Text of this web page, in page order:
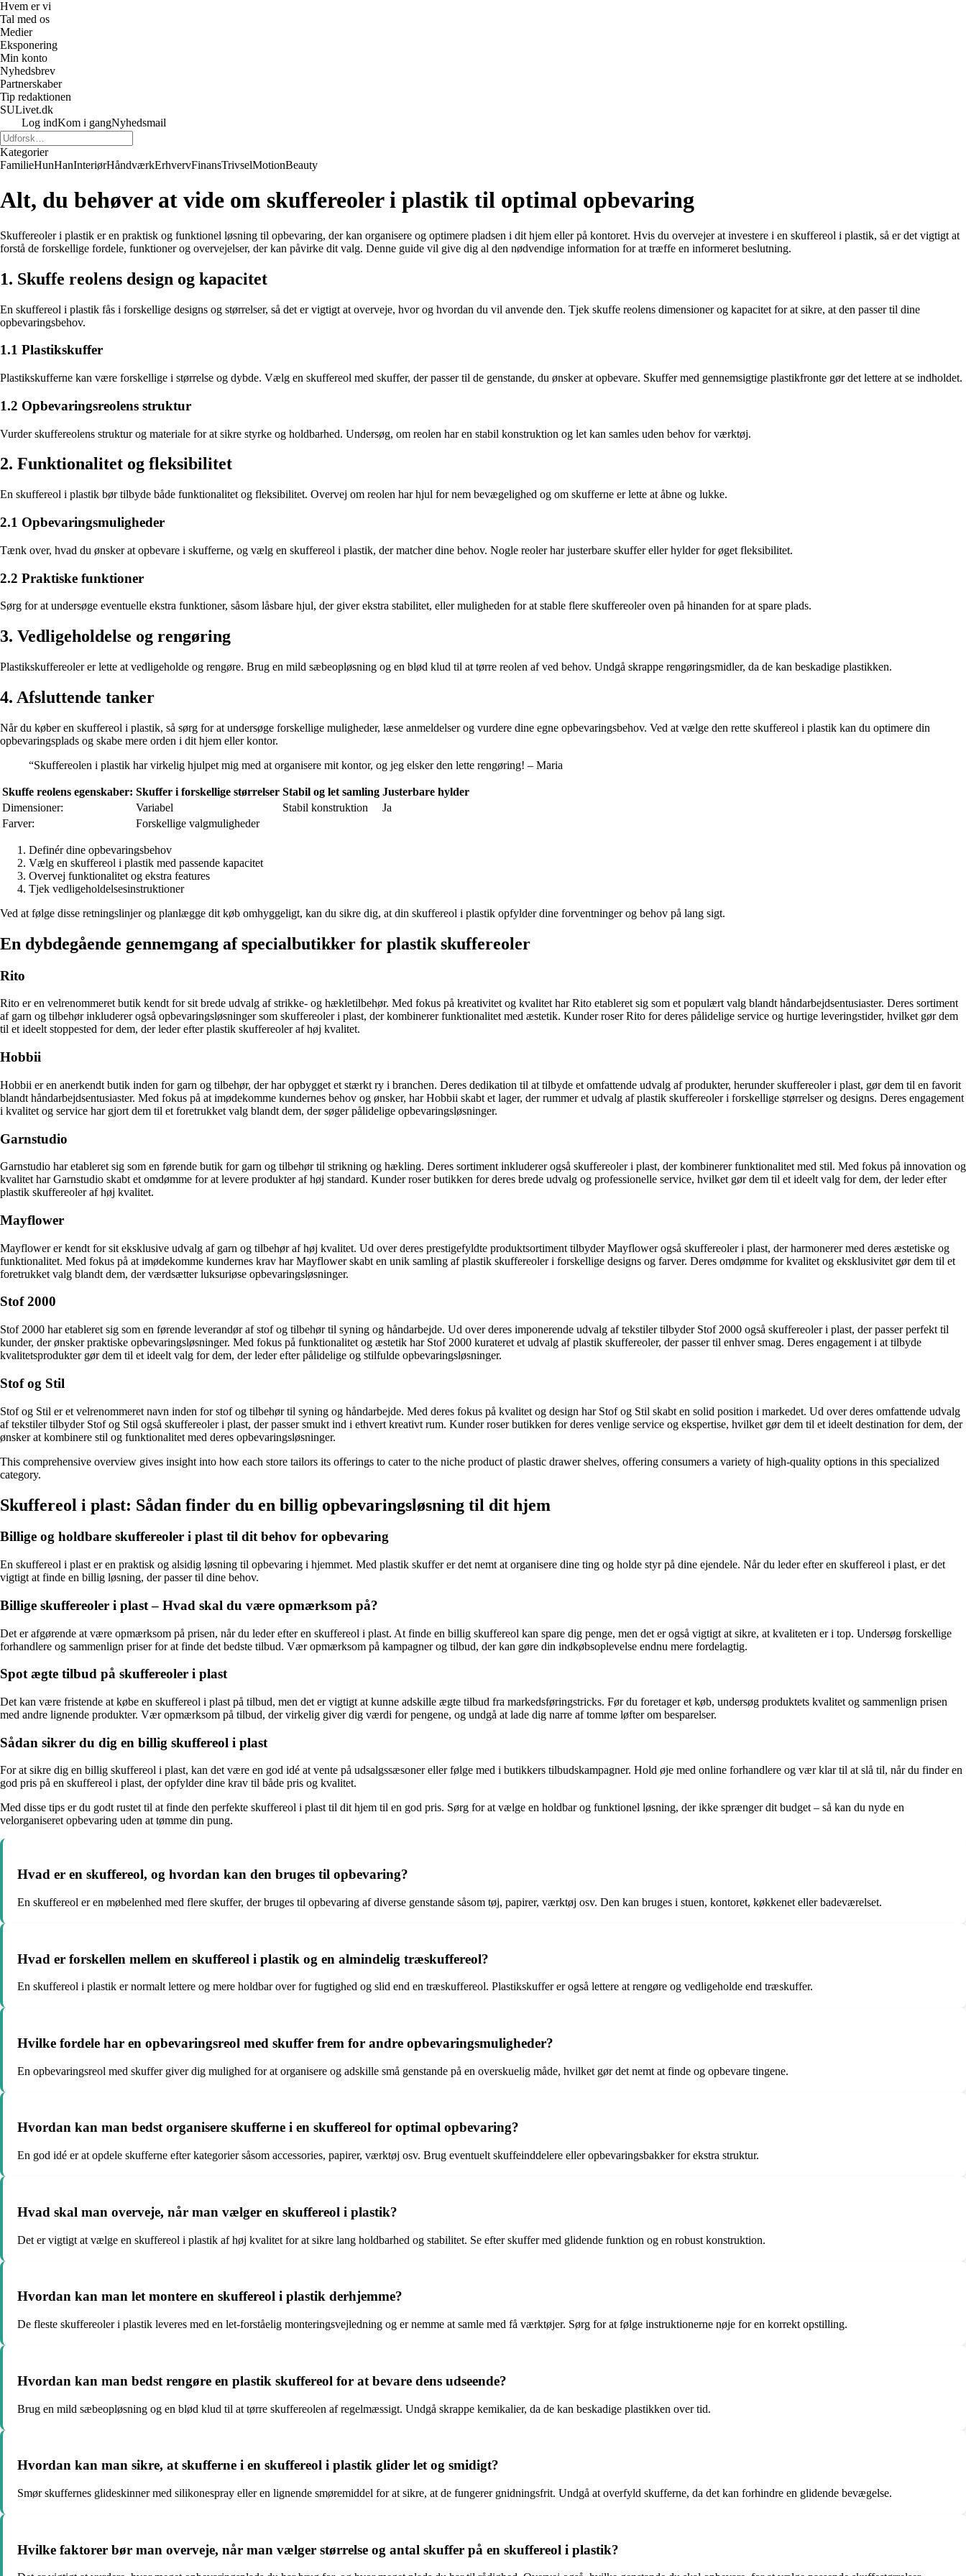
Hvem er vi
Tal med os
Medier
Eksponering
Min konto
Nyhedsbrev
Partnerskaber
Tip redaktionen
SULivet.dk
Log indKom i gangNyhedsmail
Kategorier
FamilieHunHanInteriørHåndværkErhvervFinansTrivselMotionBeauty
Alt, du behøver at vide om skuffereoler i plastik til optimal opbevaring
Skuffereoler i plastik er en praktisk og funktionel løsning til opbevaring, der kan organisere og optimere pladsen i dit hjem eller på kontoret. Hvis du overvejer at investere i en skuffereol i plastik, så er det vigtigt at
forstå de forskellige fordele, funktioner og overvejelser, der kan påvirke dit valg. Denne guide vil give dig al den nødvendige information for at træffe en informeret beslutning.
1. Skuffe reolens design og kapacitet
En skuffereol i plastik fås i forskellige designs og størrelser, så det er vigtigt at overveje, hvor og hvordan du vil anvende den. Tjek skuffe reolens dimensioner og kapacitet for at sikre, at den passer til dine
opbevaringsbehov.
1.1 Plastikskuffer
Plastikskufferne kan være forskellige i størrelse og dybde. Vælg en skuffereol med skuffer, der passer til de genstande, du ønsker at opbevare. Skuffer med gennemsigtige plastikfronte gør det lettere at se indholdet.
1.2 Opbevaringsreolens struktur
Vurder skuffereolens struktur og materiale for at sikre styrke og holdbarhed. Undersøg, om reolen har en stabil konstruktion og let kan samles uden behov for værktøj.
2. Funktionalitet og fleksibilitet
En skuffereol i plastik bør tilbyde både funktionalitet og fleksibilitet. Overvej om reolen har hjul for nem bevægelighed og om skufferne er lette at åbne og lukke.
2.1 Opbevaringsmuligheder
Tænk over, hvad du ønsker at opbevare i skufferne, og vælg en skuffereol i plastik, der matcher dine behov. Nogle reoler har justerbare skuffer eller hylder for øget fleksibilitet.
2.2 Praktiske funktioner
Sørg for at undersøge eventuelle ekstra funktioner, såsom låsbare hjul, der giver ekstra stabilitet, eller muligheden for at stable flere skuffereoler oven på hinanden for at spare plads.
3. Vedligeholdelse og rengøring
Plastikskuffereoler er lette at vedligeholde og rengøre. Brug en mild sæbeopløsning og en blød klud til at tørre reolen af ved behov. Undgå skrappe rengøringsmidler, da de kan beskadige plastikken.
4. Afsluttende tanker
Når du køber en skuffereol i plastik, så sørg for at undersøge forskellige muligheder, læse anmeldelser og vurdere dine egne opbevaringsbehov. Ved at vælge den rette skuffereol i plastik kan du optimere din
opbevaringsplads og skabe mere orden i dit hjem eller kontor.
“Skuffereolen i plastik har virkelig hjulpet mig med at organisere mit kontor, og jeg elsker den lette rengøring! – Maria
Skuffe reolens egenskaber: Skuffer i forskellige størrelser Stabil og let samling Justerbare hylder
Dimensioner:
Variabel Stabil konstruktion
Ja
Farver:
Forskellige valgmuligheder
Definér dine opbevaringsbehov
Vælg en skuffereol i plastik med passende kapacitet
Overvej funktionalitet og ekstra features
Tjek vedligeholdelsesinstruktioner
Ved at følge disse retningslinjer og planlægge dit køb omhyggeligt, kan du sikre dig, at din skuffereol i plastik opfylder dine forventninger og behov på lang sigt.
En dybdegående gennemgang af specialbutikker for plastik skuffereoler
Rito
Rito er en velrenommeret butik kendt for sit brede udvalg af strikke- og hækletilbehør. Med fokus på kreativitet og kvalitet har Rito etableret sig som et populært valg blandt håndarbejdsentusiaster. Deres sortiment
af garn og tilbehør inkluderer også opbevaringsløsninger som skuffereoler i plast, der kombinerer funktionalitet med æstetik. Kunder roser Rito for deres pålidelige service og hurtige leveringstider, hvilket gør dem
til et ideelt stoppested for dem, der leder efter plastik skuffereoler af høj kvalitet.
Hobbii
Hobbii er en anerkendt butik inden for garn og tilbehør, der har opbygget et stærkt ry i branchen. Deres dedikation til at tilbyde et omfattende udvalg af produkter, herunder skuffereoler i plast, gør dem til en favorit
blandt håndarbejdsentusiaster. Med fokus på at imødekomme kundernes behov og ønsker, har Hobbii skabt et lager, der rummer et udvalg af plastik skuffereoler i forskellige størrelser og designs. Deres engagement
i kvalitet og service har gjort dem til et foretrukket valg blandt dem, der søger pålidelige opbevaringsløsninger.
Garnstudio
Garnstudio har etableret sig som en førende butik for garn og tilbehør til strikning og hækling. Deres sortiment inkluderer også skuffereoler i plast, der kombinerer funktionalitet med stil. Med fokus på innovation og
kvalitet har Garnstudio skabt et omdømme for at levere produkter af høj standard. Kunder roser butikken for deres brede udvalg og professionelle service, hvilket gør dem til et ideelt valg for dem, der leder efter
plastik skuffereoler af høj kvalitet.
Mayflower
Mayflower er kendt for sit eksklusive udvalg af garn og tilbehør af høj kvalitet. Ud over deres prestigefyldte produktsortiment tilbyder Mayflower også skuffereoler i plast, der harmonerer med deres æstetiske og
funktionalitet. Med fokus på at imødekomme kundernes krav har Mayflower skabt en unik samling af plastik skuffereoler i forskellige designs og farver. Deres omdømme for kvalitet og eksklusivitet gør dem til et
foretrukket valg blandt dem, der værdsætter luksuriøse opbevaringsløsninger.
Stof 2000
Stof 2000 har etableret sig som en førende leverandør af stof og tilbehør til syning og håndarbejde. Ud over deres imponerende udvalg af tekstiler tilbyder Stof 2000 også skuffereoler i plast, der passer perfekt til
kunder, der ønsker praktiske opbevaringsløsninger. Med fokus på funktionalitet og æstetik har Stof 2000 kurateret et udvalg af plastik skuffereoler, der passer til enhver smag. Deres engagement i at tilbyde
kvalitetsprodukter gør dem til et ideelt valg for dem, der leder efter pålidelige og stilfulde opbevaringsløsninger.
Stof og Stil
Stof og Stil er et velrenommeret navn inden for stof og tilbehør til syning og håndarbejde. Med deres fokus på kvalitet og design har Stof og Stil skabt en solid position i markedet. Ud over deres omfattende udvalg
af tekstiler tilbyder Stof og Stil også skuffereoler i plast, der passer smukt ind i ethvert kreativt rum. Kunder roser butikken for deres venlige service og ekspertise, hvilket gør dem til et ideelt destination for dem, der
ønsker at kombinere stil og funktionalitet med deres opbevaringsløsninger.
This comprehensive overview gives insight into how each store tailors its offerings to cater to the niche product of plastic drawer shelves, offering consumers a variety of high-quality options in this specialized
category.
Skuffereol i plast: Sådan finder du en billig opbevaringsløsning til dit hjem
Billige og holdbare skuffereoler i plast til dit behov for opbevaring
En skuffereol i plast er en praktisk og alsidig løsning til opbevaring i hjemmet. Med plastik skuffer er det nemt at organisere dine ting og holde styr på dine ejendele. Når du leder efter en skuffereol i plast, er det
vigtigt at finde en billig løsning, der passer til dine behov.
Billige skuffereoler i plast – Hvad skal du være opmærksom på?
Det er afgørende at være opmærksom på prisen, når du leder efter en skuffereol i plast. At finde en billig skuffereol kan spare dig penge, men det er også vigtigt at sikre, at kvaliteten er i top. Undersøg forskellige
forhandlere og sammenlign priser for at finde det bedste tilbud. Vær opmærksom på kampagner og tilbud, der kan gøre din indkøbsoplevelse endnu mere fordelagtig.
Spot ægte tilbud på skuffereoler i plast
Det kan være fristende at købe en skuffereol i plast på tilbud, men det er vigtigt at kunne adskille ægte tilbud fra markedsføringstricks. Før du foretager et køb, undersøg produktets kvalitet og sammenlign prisen
med andre lignende produkter. Vær opmærksom på tilbud, der virkelig giver dig værdi for pengene, og undgå at lade dig narre af tomme løfter om besparelser.
Sådan sikrer du dig en billig skuffereol i plast
For at sikre dig en billig skuffereol i plast, kan det være en god idé at vente på udsalgssæsoner eller følge med i butikkers tilbudskampagner. Hold øje med online forhandlere og vær klar til at slå til, når du finder en
god pris på en skuffereol i plast, der opfylder dine krav til både pris og kvalitet.
Med disse tips er du godt rustet til at finde den perfekte skuffereol i plast til dit hjem til en god pris. Sørg for at vælge en holdbar og funktionel løsning, der ikke sprænger dit budget – så kan du nyde en
velorganiseret opbevaring uden at tømme din pung.
Hvad er en skuffereol, og hvordan kan den bruges til opbevaring?
En skuffereol er en møbelenhed med flere skuffer, der bruges til opbevaring af diverse genstande såsom tøj, papirer, værktøj osv. Den kan bruges i stuen, kontoret, køkkenet eller badeværelset.
Hvad er forskellen mellem en skuffereol i plastik og en almindelig træskuffereol?
En skuffereol i plastik er normalt lettere og mere holdbar over for fugtighed og slid end en træskuffereol. Plastikskuffer er også lettere at rengøre og vedligeholde end træskuffer.
Hvilke fordele har en opbevaringsreol med skuffer frem for andre opbevaringsmuligheder?
En opbevaringsreol med skuffer giver dig mulighed for at organisere og adskille små genstande på en overskuelig måde, hvilket gør det nemt at finde og opbevare tingene.
Hvordan kan man bedst organisere skufferne i en skuffereol for optimal opbevaring?
En god idé er at opdele skufferne efter kategorier såsom accessories, papirer, værktøj osv. Brug eventuelt skuffeinddelere eller opbevaringsbakker for ekstra struktur.
Hvad skal man overveje, når man vælger en skuffereol i plastik?
Det er vigtigt at vælge en skuffereol i plastik af høj kvalitet for at sikre lang holdbarhed og stabilitet. Se efter skuffer med glidende funktion og en robust konstruktion.
Hvordan kan man let montere en skuffereol i plastik derhjemme?
De fleste skuffereoler i plastik leveres med en let-forståelig monteringsvejledning og er nemme at samle med få værktøjer. Sørg for at følge instruktionerne nøje for en korrekt opstilling.
Hvordan kan man bedst rengøre en plastik skuffereol for at bevare dens udseende?
Brug en mild sæbeopløsning og en blød klud til at tørre skuffereolen af regelmæssigt. Undgå skrappe kemikalier, da de kan beskadige plastikken over tid.
Hvordan kan man sikre, at skufferne i en skuffereol i plastik glider let og smidigt?
Smør skuffernes glideskinner med silikonespray eller en lignende smøremiddel for at sikre, at de fungerer gnidningsfrit. Undgå at overfyld skufferne, da det kan forhindre en glidende bevægelse.
Hvilke faktorer bør man overveje, når man vælger størrelse og antal skuffer på en skuffereol i plastik?